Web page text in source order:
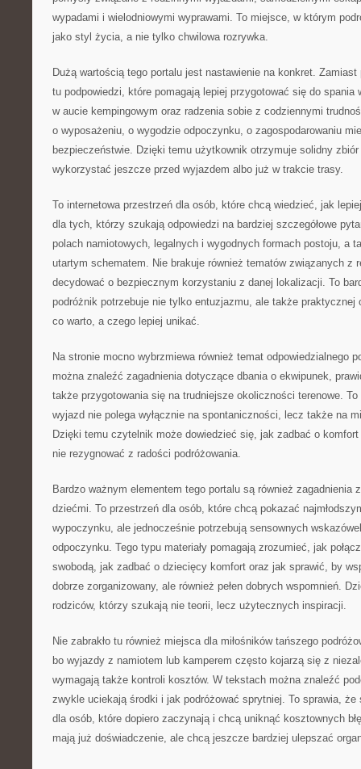
wypadami i wielodniowymi wyprawami. To miejsce, w którym
jako styl życia, a nie tylko chwilowa rozrywka.
Dużą wartością tego portalu jest nastawienie na konkret. Zamiast
tu podpowiedzi, które pomagają lepiej przygotować się do spania
w aucie kempingowym oraz radzenia sobie z codziennymi
o wyposażeniu, o wygodzie odpoczynku, o zagospodarowaniu
bezpieczeństwie. Dzięki temu użytkownik otrzymuje solidny
wykorzystać jeszcze przed wyjazdem albo już w trakcie trasy.
To internetowa przestrzeń dla osób, które chcą wiedzieć, jak
dla tych, którzy szukają odpowiedzi na bardziej szczegółowe
polach namiotowych, legalnych i wygodnych formach postoju, a
utartym schematem. Nie brakuje również tematów związanych z
decydować o bezpiecznym korzystaniu z danej lokalizacji. To
podróżnik potrzebuje nie tylko entuzjazmu, ale także praktycznej
co warto, a czego lepiej unikać.
Na stronie mocno wybrzmiewa również temat odpowiedzialnego
można znaleźć zagadnienia dotyczące dbania o ekwipunek,
także przygotowania się na trudniejsze okoliczności terenowe.
wyjazd nie polega wyłącznie na spontaniczności, lecz także na
Dzięki temu czytelnik może dowiedzieć się, jak zadbać o
nie rezygnować z radości podróżowania.
Bardzo ważnym elementem tego portalu są również zagadnienia
dziećmi. To przestrzeń dla osób, które chcą pokazać
wypoczynku, ale jednocześnie potrzebują sensownych
odpoczynku. Tego typu materiały pomagają zrozumieć, jak
swobodą, jak zadbać o dziecięcy komfort oraz jak sprawić, by
dobrze zorganizowany, ale również pełen dobrych wspomnień.
rodziców, którzy szukają nie teorii, lecz użytecznych inspiracji.
Nie zabrakło tu również miejsca dla miłośników tańszego
bo wyjazdy z namiotem lub kamperem często kojarzą się z
wymagają także kontroli kosztów. W tekstach można znaleźć
zwykle uciekają środki i jak podróżować sprytniej. To sprawia, że
dla osób, które dopiero zaczynają i chcą uniknąć kosztownych
mają już doświadczenie, ale chcą jeszcze bardziej ulepszać